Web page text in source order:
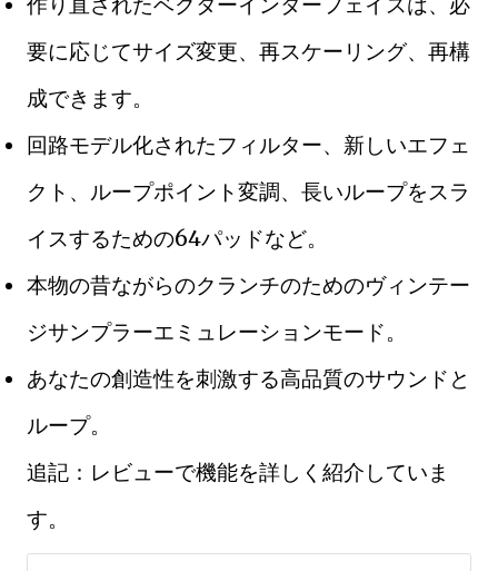
要に応じてサイズ変更、再スケーリング、再構
成できます。
回路モデル化されたフィルター、新しいエフェ
クト、ループポイント変調、長いループをスラ
イスするための64パッドなど。
本物の昔ながらのクランチのためのヴィンテー
ジサンプラーエミュレーションモード。
あなたの創造性を刺激する高品質のサウンドと
ループ。
追記：レビューで機能を詳しく紹介していま
す。